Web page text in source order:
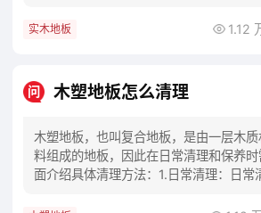
实木地板 1.12
问 木塑地板怎么清理
木塑地板，也叫复合地板，是由一层木
料组成的地板，因此在日常清理和保养
面介绍具体清理方法：1.日常清理：日常